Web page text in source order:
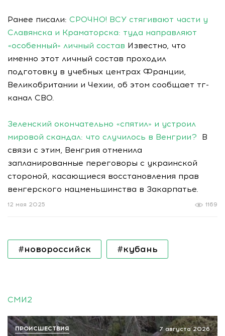
Ранее писали: СРОЧНО! ВСУ стягивают части у
Славянска и Краматорска: туда направляют
«особенный» личный состав Известно, что
именно этот личный состав проходил
подготовку в учебных центрах Франции,
Великобритании и Чехии, об этом сообщает тг-
канал СВО.
Зеленский окончательно «спятил» и устроил
мировой скандал: что случилось в Венгрии? В
связи с этим, Венгрия отменила
запланированные переговоры с украинской
стороной, касающиеся восстановления прав
венгерского нацменьшинства в Закарпатье.
1169
12 мая 2025
#новороссийск #кубань
СМИ2
7 августа 2026
ПРОИСШЕСТВИЯ